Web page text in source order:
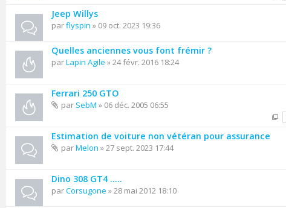
Jeep Willys
parflyspin » 09 oct. 2023 19:36
Quelles anciennes vous font frémir ?
parLapin Agile » 24 févr. 2016 18:24
Ferrari 250 GTO
par SebM » 06 déc. 2005 06:55
Estimation de voiture non vétéran pour assurance
parMelon » 27 sept. 2023 17:44
Dino 308 GT4 .....
parCorsugone » 28 mai 2012 18:10